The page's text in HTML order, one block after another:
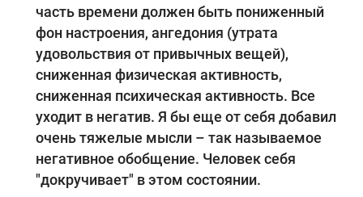
часть времени должен быть пониженный
фон настроения, ангедония (утрата
удовольствия от привычных вещей),
сниженная физическая активность,
сниженная психическая активность. Все
уходит в негатив. Я бы еще от себя добавил
очень тяжелые мысли – так называемое
негативное обобщение. Человек себя
"‎докручивает"‎ в этом состоянии.